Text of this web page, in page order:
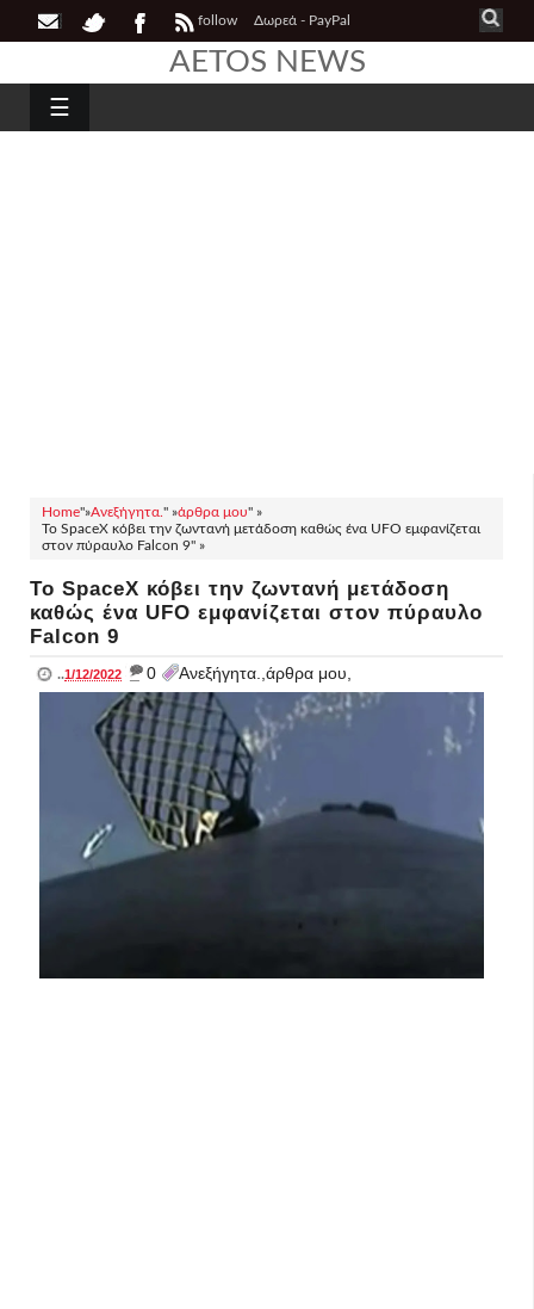
follow Δωρεά - PayPal
AETOS NEWS
☰
Home"»Ανεξήγητα. " »άρθρα μου" »
Το SpaceX κόβει την ζωντανή μετάδοση καθώς ένα UFO εμφανίζεται
στον πύραυλο Falcon 9" »
Το SpaceX κόβει την ζωντανή μετάδοση
καθώς ένα UFO εμφανίζεται στον πύραυλο
Falcon 9
..1/12/2022 _ 0 Ανεξήγητα.,άρθρα μου,